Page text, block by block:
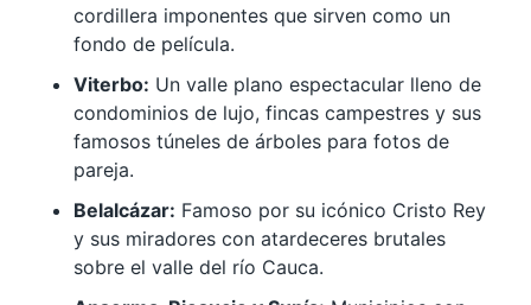
cordillera imponentes que sirven como un
fondo de película.
Viterbo: Un valle plano espectacular lleno de
condominios de lujo, fincas campestres y sus
famosos túneles de árboles para fotos de
pareja.
Belalcázar: Famoso por su icónico Cristo Rey
y sus miradores con atardeceres brutales
sobre el valle del río Cauca.